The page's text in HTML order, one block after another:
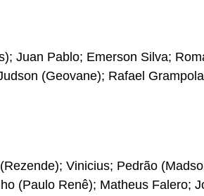
Juan Pablo; Emerson Silva;
(Geovane); Rafael
Vinicius; Pedrão
(Paulo Renê); Matheus Falero;